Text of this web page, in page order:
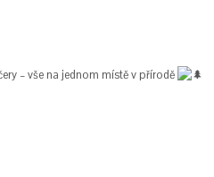
– vše na jednom místě v přírodě